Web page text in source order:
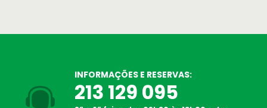
INFORMAÇÕES E RESERVAS:
213 129 095